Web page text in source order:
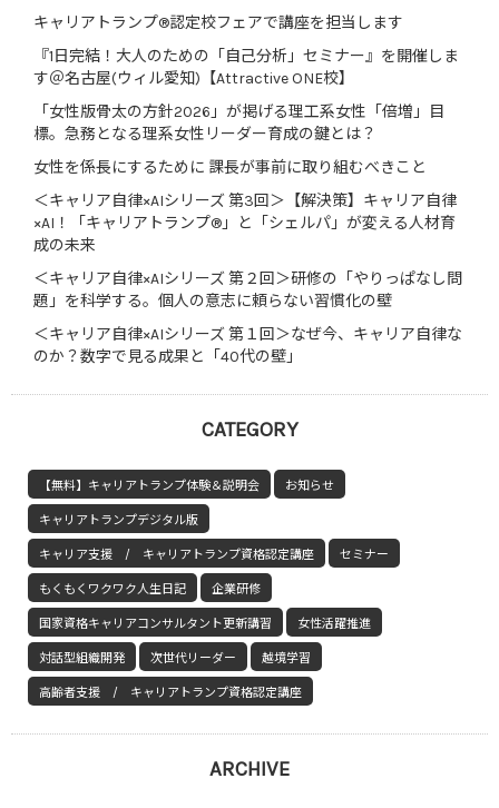
キャリアトランプ®認定校フェアで講座を担当します
『1日完結！大人のための「自己分析」セミナー』を開催しま
す＠名古屋(ウィル愛知)【Attractive ONE校】
「女性版骨太の方針2026」が掲げる理工系女性「倍増」目
標。急務となる理系女性リーダー育成の鍵とは？
女性を係長にするために 課長が事前に取り組むべきこと
＜キャリア自律×AIシリーズ 第3回＞【解決策】キャリア自律
×AI！「キャリアトランプ®」と「シェルパ」が変える人材育
成の未来
＜キャリア自律×AIシリーズ 第２回＞研修の「やりっぱなし問
題」を科学する。個人の意志に頼らない習慣化の壁
＜キャリア自律×AIシリーズ 第１回＞なぜ今、キャリア自律な
のか？数字で見る成果と「40代の壁」
CATEGORY
【無料】キャリアトランプ体験＆説明会 お知らせ
キャリアトランプデジタル版
キャリア支援 / キャリアトランプ資格認定講座 セミナー
もくもくワクワク人生日記 企業研修
国家資格キャリアコンサルタント更新講習 女性活躍推進
対話型組織開発 次世代リーダー 越境学習
高齢者支援 / キャリアトランプ資格認定講座
ARCHIVE